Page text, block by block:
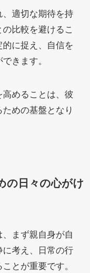
適切な期待を持
比較を避けるこ
に捉え、自信を
きます。
めることは、彼
めの基盤となり
の日々の心がけ
まず親自身が自
考え、日常の行
とが重要です。